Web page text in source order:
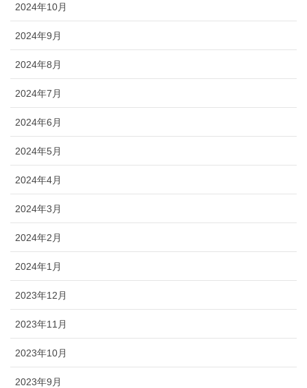
2024年10月
2024年9月
2024年8月
2024年7月
2024年6月
2024年5月
2024年4月
2024年3月
2024年2月
2024年1月
2023年12月
2023年11月
2023年10月
2023年9月